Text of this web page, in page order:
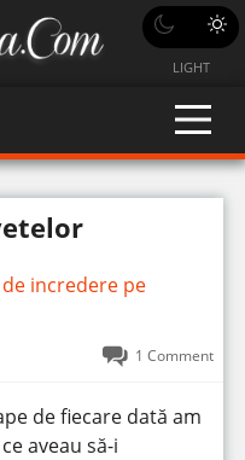
LIGHT
incredere pe
1 Comment
de fiecare dată am
aveau să-i